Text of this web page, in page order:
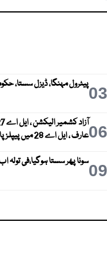
03پیٹرول مہنگا، ڈیزل سستا،
06عارف ، ایل اے 28 میں پیپلز پارٹی کے بازل نقوی کامیاب
09سونا پھر سستا ہوگیا،فی